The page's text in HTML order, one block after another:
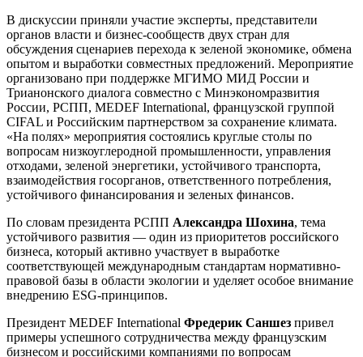
В дискуссии приняли участие эксперты, представители
органов власти и бизнес-сообществ двух стран для
обсуждения сценариев перехода к зеленой экономике, обмена
опытом и выработки совместных предложений. Мероприятие
организовано при поддержке МГИМО МИД России и
Трианонского диалога совместно с Минэкономразвития
России, РСПП, MEDEF International, французской группой
CIFAL и Российским партнерством за сохранение климата.
«На полях» мероприятия состоялись круглые столы по
вопросам низкоуглеродной промышленности, управления
отходами, зеленой энергетики, устойчивого транспорта,
взаимодействия госорганов, ответственного потребления,
устойчивого финансирования и зеленых финансов.
По словам президента РСПП Александра Шохина, тема
устойчивого развития — один из приоритетов российского
бизнеса, который активно участвует в выработке
соответствующей международным стандартам нормативно-
правовой базы в области экологии и уделяет особое внимание
внедрению ESG-принципов.
Президент MEDEF International Фредерик Саншез привел
примеры успешного сотрудничества между французским
бизнесом и российскими компаниями по вопросам